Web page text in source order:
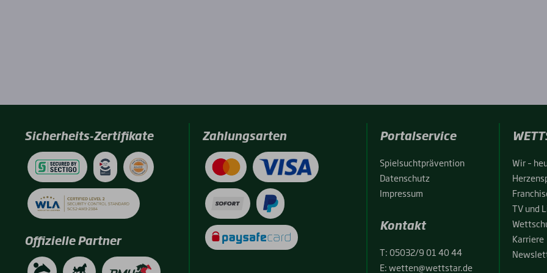
Sicherheits-Zertifikate
Offizielle Partner
Zahlungsarten Portalservice
Spiel­sucht­prä­ven­ti­on
Daten­schutz
Impres­sum
Kontakt
T:05032/9 01 40 44
E:wetten@wettstar.de
Wir –
TV und
Kar­rie­re